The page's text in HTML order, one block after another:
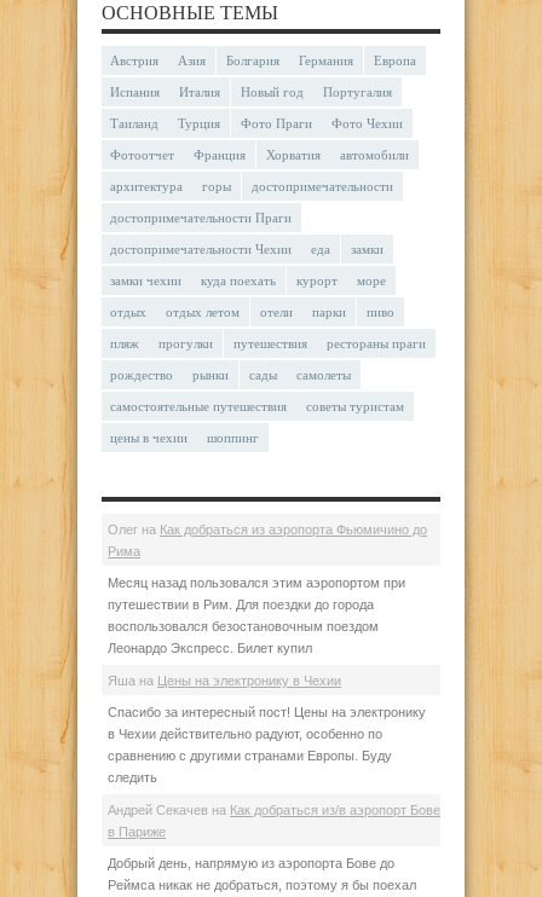
ОСНОВНЫЕ ТЕМЫ
Австрия Азия Болгария Германия Европа
Испания Италия Новый год Португалия
Таиланд Турция Фото Праги Фото Чехии
Фотоотчет Франция Хорватия автомобили
архитектура горы достопримечательности
достопримечательности Праги
достопримечательности Чехии еда замки
замки чехии куда поехать курорт море
отдых отдых летом отели парки пиво
пляж прогулки путешествия рестораны праги
рождество рынки сады самолеты
самостоятельные путешествия советы туристам
цены в чехии шоппинг
Олег на Как добраться из аэропорта Фьюмичино до
Рима
Месяц назад пользовался этим аэропортом при
путешествии в Рим. Для поездки до города
воспользовался безостановочным поездом
Леонардо Экспресс. Билет купил
Яша на Цены на электронику в Чехии
Спасибо за интересный пост! Цены на электронику
в Чехии действительно радуют, особенно по
сравнению с другими странами Европы. Буду
следить
Андрей Секачев на Как добраться из/в аэропорт Бове
в Париже
Добрый день, напрямую из аэропорта Бове до
Реймса никак не добраться, поэтому я бы поехал